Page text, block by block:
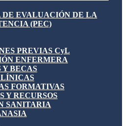
DE EVALUACIÓN DE LA
(PEC)
PREVIAS CyL
ENFERMERA
Y BECAS
FORMATIVAS
Y RECURSOS
SANITARIA